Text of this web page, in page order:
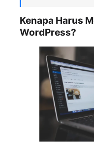
Kenapa Harus
WordPress?